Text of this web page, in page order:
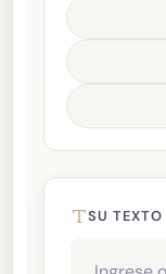
SU TEXTO